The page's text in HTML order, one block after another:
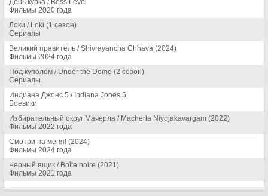
День курка / Boss Level
Фильмы 2020 года
Локи / Loki (1 сезон)
Сериалы
Великий правитель / Shivrayancha Chhava (2024)
Фильмы 2024 года
Под куполом / Under the Dome (2 сезон)
Сериалы
Индиана Джонс 5 / Indiana Jones 5
Боевики
Избирательный округ Мачерла / Macherla Niyojakavargam (2022)
Фильмы 2022 года
Смотри на меня! (2024)
Фильмы 2024 года
Черный ящик / Boîte noire (2021)
Фильмы 2021 года